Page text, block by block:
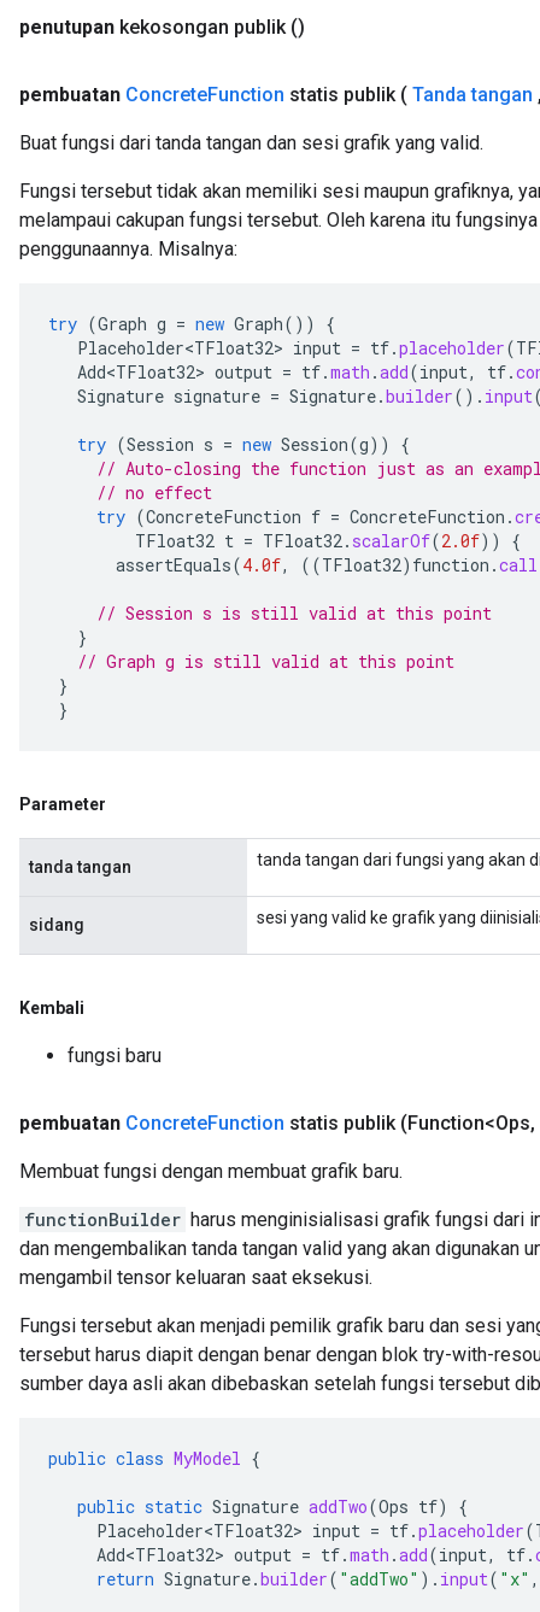
penutupan kekosongan publik ()
pembuatan ConcreteFunction statis publik ( Tanda tangan
Buat fungsi dari tanda tangan dan sesi grafik yang valid.
Fungsi tersebut tidak akan memiliki sesi maupun grafiknya,
melampaui cakupan fungsi tersebut. Oleh karena itu
penggunaannya. Misalnya:
try (Graph g = new Graph())
{
Placeholder<TFloat32> input = tf.placeholder(
Add<TFloat32> output = tf.math .add(input, tf.
Signature signature = Signature.builder(). input
try (Session s = new Session(g))
{
// Auto-closing the function just as an
// no effect
try (ConcreteFunction f = ConcreteFunction .
TFloat32 t = TFloat32. scalarOf(2.0f))
{
assertEquals(4.0f, ((TFloat32) function .call
// Session s is still valid at this point
}
// Graph g is still valid at this point
}
}
Parameter
tanda tangan tanda tangan dari fungsi yang akan
sidang sesi yang valid ke grafik yang
Kembali
fungsi baru
pembuatan ConcreteFunction statis publik (Function<Ops,
Membuat fungsi dengan membuat grafik baru.
functionBuilder harus menginisialisasi grafik fungsi dari
dan mengembalikan tanda tangan valid yang akan digunakan
mengambil tensor keluaran saat eksekusi.
Fungsi tersebut akan menjadi pemilik grafik baru dan sesi
tersebut harus diapit dengan benar dengan blok try-with-
sumber daya asli akan dibebaskan setelah fungsi tersebut
public class MyModel {
public static Signature addTwo(Ops tf)
{
Placeholder<TFloat32> input = tf.placeholder(
Add<TFloat32> output = tf.math .add(input, tf.
return Signature.builder( "addTwo" ). input( "x" ,